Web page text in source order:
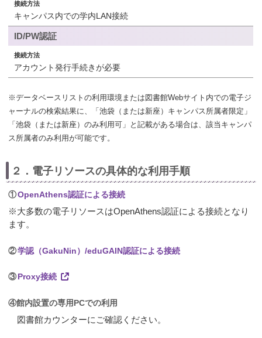
キャンパス内での学内LAN接続
ID/PW認証
アカウント発行手続きが必要
※データベースリストの利用環境または図書館Webサイト内での電子ジ
ャーナルの検索結果に、「池袋（または新座）キャンパス所属者限定」
「池袋（または新座）のみ利用可」と記載がある場合は、該当キャンパ
ス所属者のみ利用が可能です。
２．電子リソースの具体的な利用手順
①OpenAthens認証による接続
※大多数の電子リソースはOpenAthens認証による接続となり
ます。
②学認（GakuNin）/eduGAIN認証による接続
③Proxy接続
④館内設置の専用PCでの利用
図書館カウンターにご確認ください。